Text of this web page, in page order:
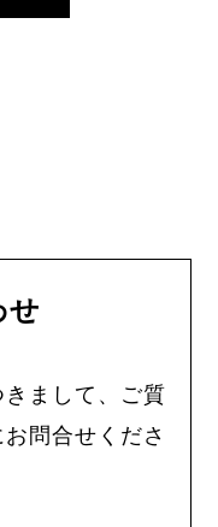
せ
まして、ご質
問合せくださ